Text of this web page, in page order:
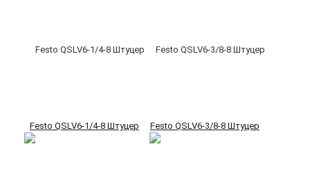
Festo QSLV6-1/4-8 Штуцер Festo QSLV6-3/8-8 Штуцер